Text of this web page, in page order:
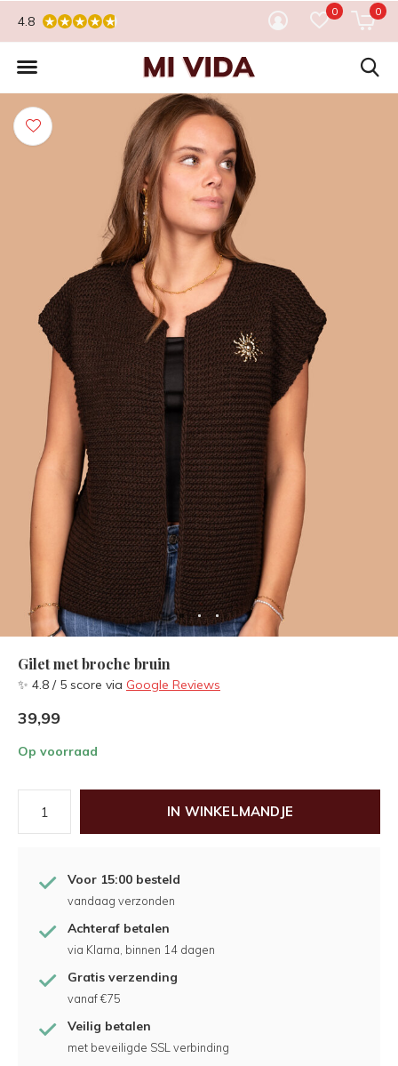
0 0
4.8
Gilet met broche bruin
✨ 4.8 / 5 score via Google Reviews
39,99
Op voorraad
IN WINKELMANDJE
Voor 15:00 besteld
vandaag verzonden
Achteraf betalen
via Klarna, binnen 14 dagen
Gratis verzending
vanaf €75
Veilig betalen
met beveiligde SSL verbinding